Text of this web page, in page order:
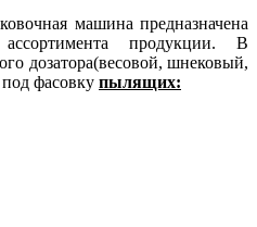
машина предназначена
продукции. В
дозатора(весовой, шнековый,
фасовку пылящих: